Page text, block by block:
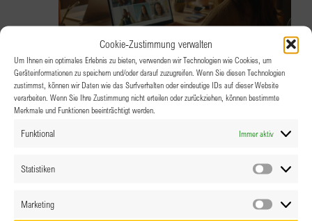
Cookie-Zustimmung verwalten
Um Ihnen ein optimales Erlebnis zu bieten, verwenden wir Technologien wie Cookies, um
Geräteinformationen zu speichern und/oder darauf zuzugreifen. Wenn Sie diesen Technologien
zustimmst, können wir Daten wie das Surfverhalten oder eindeutige IDs auf dieser Website
verarbeiten. Wenn Sie Ihre Zustimmung nicht erteilen oder zurückziehen, können bestimmte
Merkmale und Funktionen beeinträchtigt werden.
Funktional Immer aktiv
Statistiken
Marketing
Erfolgsteams 2026 by BPW –
2.07.2026 @ 19:00-20:00